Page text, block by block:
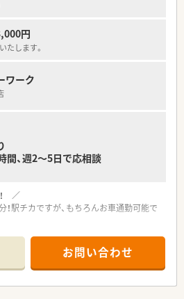
いる方も20名以上いらっしゃいます。
体で集まり勉強会を開催しています。（在
多いです）
ツーマンの店舗で地元の患者様とじっく
と永く楽しく働きたい方
円
たします。
ワーク
、週2～5日で応相談
／
！駅チカですが、もちろんお車通勤可能で
接しており、平日のみの開局で終業も17
す。
お問い合わせ